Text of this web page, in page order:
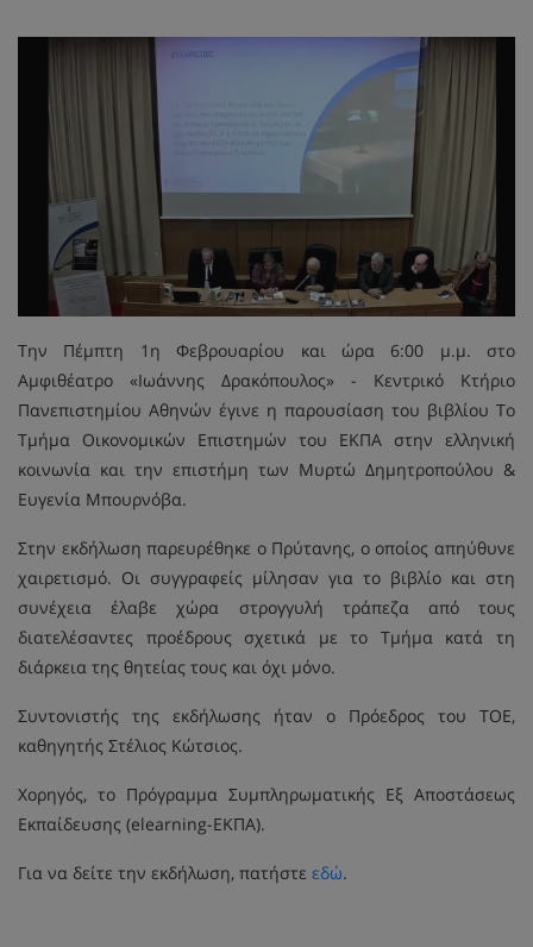
Tην Πέμπτη 1η Φεβρουαρίου και ώρα 6:00 μ.μ. στο
Αμφιθέατρο «Ιωάννης Δρακόπουλος» - Κεντρικό Κτήριο
Πανεπιστημίου Αθηνών έγινε η παρουσίαση του βιβλίου Το
Τμήμα Οικονομικών Επιστημών του ΕΚΠΑ στην ελληνική
κοινωνία και την επιστήμη των Μυρτώ Δημητροπούλου &
Ευγενία Μπουρνόβα.
Στην εκδήλωση παρευρέθηκε ο Πρύτανης, ο οποίος απηύθυνε
χαιρετισμό. Οι συγγραφείς μίλησαν για το βιβλίο και στη
συνέχεια έλαβε χώρα στρογγυλή τράπεζα από τους
διατελέσαντες προέδρους σχετικά με το Τμήμα κατά τη
διάρκεια της θητείας τους και όχι μόνο.
Συντονιστής της εκδήλωσης ήταν ο Πρόεδρος του ΤΟΕ,
καθηγητής Στέλιος Κώτσιος.
Χορηγός, το Πρόγραμμα Συμπληρωματικής Εξ Αποστάσεως
Εκπαίδευσης (elearning-ΕΚΠΑ).
Για να δείτε την εκδήλωση, πατήστε εδώ.